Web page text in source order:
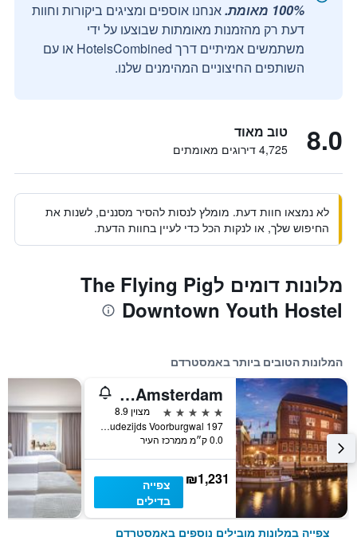
100% מאומת.
אנחנו אוספים ומציגים ביקורות וחוות
דעת רק מהזמנות מאומתות שבוצעו על ידי
משתמשים אמיתיים דרך HotelsCombined או עם
השותפים החיצוניים המהימנים שלנו.
8.0 טוב מאוד
4,725 דירוגים מאומתים
לא נמצאו חוות דעת. מומלץ לנסות להסיר מסננים, לשנות את
החיפוש שלך, או לנקות הכל כדי לעיין בחוות הדעת.
מלונות דומים לThe Flying Pig
Downtown Youth Hostel
המלונות הטובים ביותר באמסטרדם
Sofitel Legend The Grand Amsterdam
5 כוכבים
מצוין 8.9
Oudezijds Voorburgwal 197, אמסטרדם, מחוז צפון הולנד, הולנד
0.0 ק״מ ממרכז העיר
₪1,231
צפייה
בדילים
צפייה במלונות מובילים נוספים באמסטרדם